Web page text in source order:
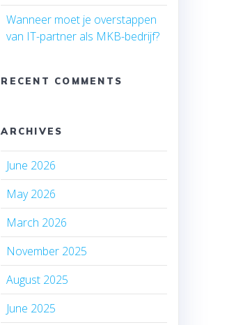
Wanneer moet je overstappen
van IT-partner als MKB-bedrijf?
RECENT COMMENTS
ARCHIVES
June 2026
May 2026
March 2026
November 2025
August 2025
June 2025